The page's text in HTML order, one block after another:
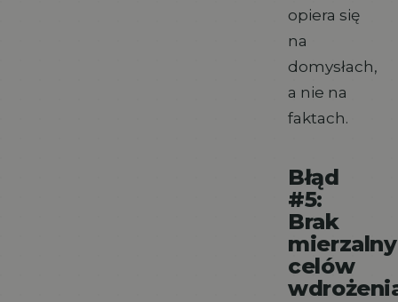
opiera się
na
domysłach,
a nie na
faktach.
Błąd
#5:
Brak
celów